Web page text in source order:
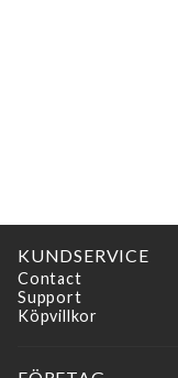
KUNDSERVICE
Contact
Support
Köpvillkor